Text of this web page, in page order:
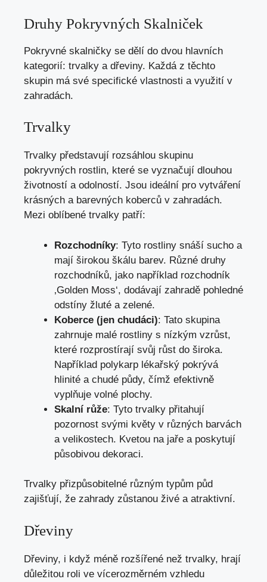
Druhy Pokryvných Skalniček
Pokryvné skalničky se dělí do dvou hlavních
kategorií: trvalky a dřeviny. Každá z těchto
skupin má své specifické vlastnosti a využití v
zahradách.
Trvalky
Trvalky představují rozsáhlou skupinu
pokryvných rostlin, které se vyznačují dlouhou
životností a odolností. Jsou ideální pro vytváření
krásných a barevných koberců v zahradách.
Mezi oblíbené trvalky patří:
Rozchodníky: Tyto rostliny snáší sucho a
mají širokou škálu barev. Různé druhy
rozchodníků, jako například rozchodník
‚Golden Moss‘, dodávají zahradě pohledné
odstíny žluté a zelené.
Koberce (jen chudáci): Tato skupina
zahrnuje malé rostliny s nízkým vzrůst,
které rozprostírají svůj růst do široka.
Například polykarp lékařský pokrývá
hlinité a chudé půdy, čímž efektivně
vyplňuje volné plochy.
Skalní růže: Tyto trvalky přitahují
pozornost svými květy v různých barvách
a velikostech. Kvetou na jaře a poskytují
působivou dekoraci.
Trvalky přizpůsobitelné různým typům půd
zajišťují, že zahrady zůstanou živé a atraktivní.
Dřeviny
Dřeviny, i když méně rozšířené než trvalky, hrají
důležitou roli ve vícerozměrném vzhledu